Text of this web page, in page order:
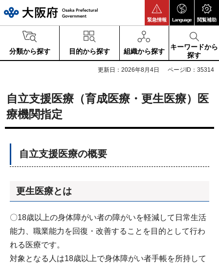
緊急情報 Language 閲覧補助
分類から探す 目的から探す 組織から探す
キーワードから
探す
更新日：2026年8月4日 ページID：35314
自立支援医療（育成医療・更生医療）医
療機関指定
自立支援医療の概要
更生医療とは
〇18歳以上の身体障がい者の障がいを軽減して日常生活
能力、職業能力を回復・改善することを目的として行わ
れる医療です。
対象となる人は18歳以上で身体障がい者手帳を所持して